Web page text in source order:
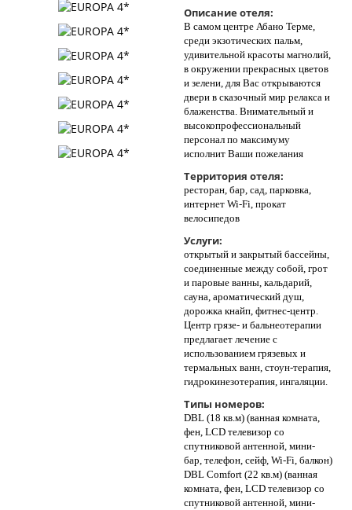
Описание отеля:
В самом центре Абано Терме,
среди экзотических пальм,
удивительной красоты магнолий,
в окружении прекрасных цветов
и зелени, для Вас открываются
двери в сказочный мир релакса и
блаженства. Внимательный и
высокопрофессиональный
персонал по максимуму
исполнит Ваши пожелания
Территория отеля:
ресторан, бар, сад, парковка,
интернет Wi-Fi, прокат
велосипедов
Услуги:
открытый и закрытый бассейны,
соединенные между собой, грот
и паровые ванны, кальдарий,
сауна, ароматический душ,
дорожка кнайп, фитнес-центр.
Центр грязе- и бальнеотерапии
предлагает лечение с
использованием грязевых и
термальных ванн, стоун-терапия,
гидрокинезотерапия, ингаляции.
Типы номеров:
DBL (18 кв.м) (ванная комната,
фен, LCD телевизор со
спутниковой антенной, мини-
бар, телефон, сейф, Wi-Fi, балкон)
DBL Comfort (22 кв.м) (ванная
комната, фен, LCD телевизор со
спутниковой антенной, мини-